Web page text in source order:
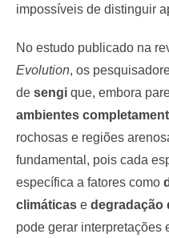
impossíveis de distinguir
No estudo publicado na
Evolution, os
de sengi que, embora
ambientes
rochosas e regiões
fundamental, pois cada
específica a fatores como
climáticas e degradação
pode gerar interpretações